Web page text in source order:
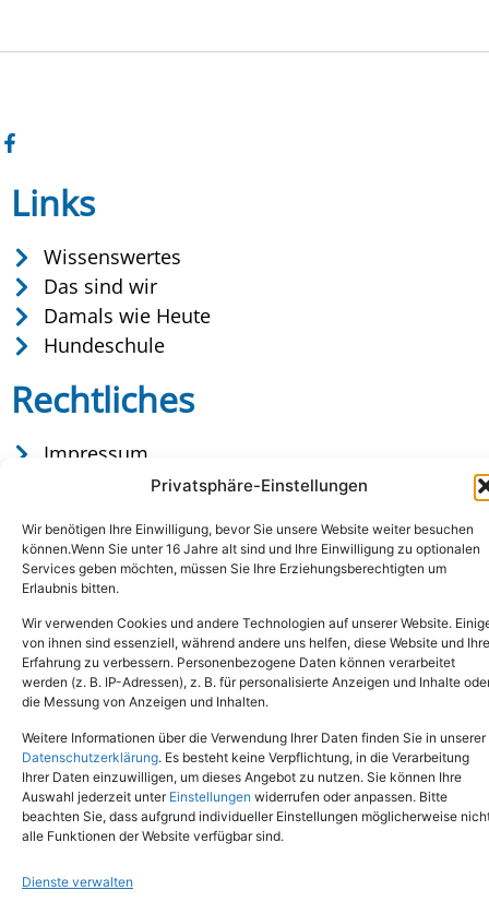
Privatsphäre-Einstellungen
Wir benötigen Ihre Einwilligung, bevor Sie unsere Website weiter besuchen
können.Wenn Sie unter 16 Jahre alt sind und Ihre Einwilligung zu optionalen
Services geben möchten, müssen Sie Ihre Erziehungsberechtigten um
Erlaubnis bitten.
Wir verwenden Cookies und andere Technologien auf unserer Website.
von ihnen sind essenziell, während andere uns helfen, diese Website und Ihre
Erfahrung zu verbessern. Personenbezogene Daten können verarbeitet
werden (z. B. IP-Adressen), z. B. für personalisierte Anzeigen und Inhalte
die Messung von Anzeigen und Inhalten.
Weitere Informationen über die Verwendung Ihrer Daten finden Sie in unserer
Datenschutzerklärung. Es besteht keine Verpflichtung, in die Verarbeitung
Ihrer Daten einzuwilligen, um dieses Angebot zu nutzen. Sie können Ihre
Auswahl jederzeit unter Einstellungen widerrufen oder anpassen. Bitte
beachten Sie, dass aufgrund individueller Einstellungen möglicherweise
alle Funktionen der Website verfügbar sind.
Dienste verwalten
Links
Wissenswertes
Das sind wir
Damals wie Heute
Hundeschule
Rechtliches
Impressum
Datenschutz
Copyright © 2024. Alle Rechte vorbehalten.
Tel.: (02651) - 77438info@tierheim-mayen.de
In der Pluns 1, 56727 Mayen